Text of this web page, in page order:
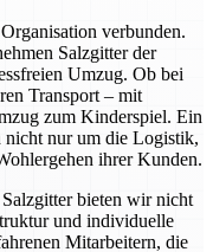
verbunden.
Salzgitter der
Umzug. Ob bei
Transport – mit
zum Kinderspiel. Ein
nicht nur um die Logistik,
ihrer Kunden.
bieten wir nicht
und individuelle
Mitarbeitern, die